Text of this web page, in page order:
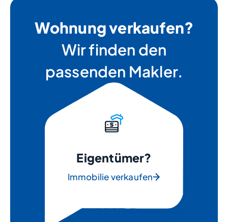
Wohnung verkaufen?
Wir finden den
passenden Makler.
Eigentümer?
Immobilie verkaufen